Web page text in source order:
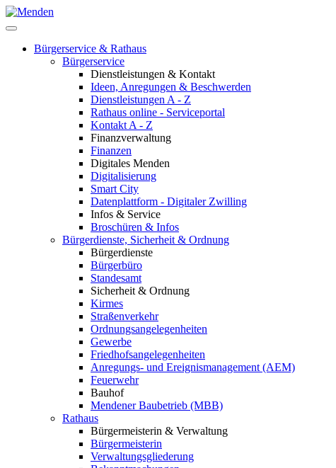
Bürgerservice & Rathaus
Bürgerservice
Dienstleistungen & Kontakt
Ideen, Anregungen & Beschwerden
Dienstleistungen A - Z
Rathaus online - Serviceportal
Kontakt A - Z
Finanzverwaltung
Finanzen
Digitales Menden
Digitalisierung
Smart City
Datenplattform - Digitaler Zwilling
Infos & Service
Broschüren & Infos
Bürgerdienste, Sicherheit & Ordnung
Bürgerdienste
Bürgerbüro
Standesamt
Sicherheit & Ordnung
Kirmes
Straßenverkehr
Ordnungsangelegenheiten
Gewerbe
Friedhofsangelegenheiten
Anregungs- und Ereignismanagement (AEM)
Feuerwehr
Bauhof
Mendener Baubetrieb (MBB)
Rathaus
Bürgermeisterin & Verwaltung
Bürgermeisterin
Verwaltungsgliederung